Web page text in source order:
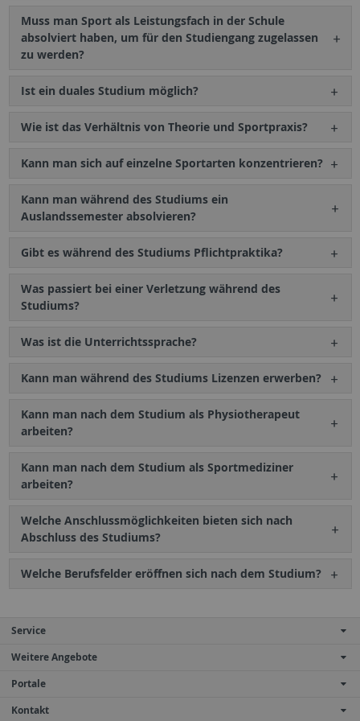
Muss man Sport als Leistungsfach in der Schule
absolviert haben, um für den Studiengang zugelassen
zu werden?
Ist ein duales Studium möglich?
Wie ist das Verhältnis von Theorie und Sportpraxis?
Kann man sich auf einzelne Sportarten konzentrieren?
Kann man während des Studiums ein
Auslandssemester absolvieren?
Gibt es während des Studiums Pflichtpraktika?
Was passiert bei einer Verletzung während des
Studiums?
Was ist die Unterrichtssprache?
Kann man während des Studiums Lizenzen erwerben?
Kann man nach dem Studium als Physiotherapeut
arbeiten?
Kann man nach dem Studium als Sportmediziner
arbeiten?
Welche Anschlussmöglichkeiten bieten sich nach
Abschluss des Studiums?
Welche Berufsfelder eröffnen sich nach dem Studium?
Service
Weitere Angebote
Portale
Kontakt